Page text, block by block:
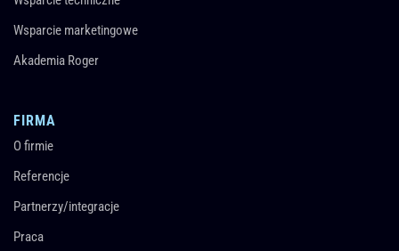
Wsparcie marketingowe
Akademia Roger
FIRMA
O firmie
Referencje
Partnerzy/integracje
Praca